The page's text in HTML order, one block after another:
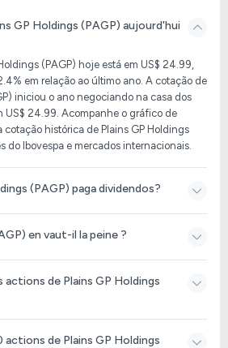
GP Holdings (PAGP) aujourd'hui
(PAGP) hoje está em US$ 24.99,
em relação ao último ano. A cotação de
iniciou o ano negociando na casa dos
US$ 24.99. Acompanhe o gráfico de
cotação histórica de Plains GP Holdings
do Ibovespa e mercados internacionais.
(PAGP) paga dividendos?
en vaut-il la peine ?
de Plains GP Holdings
de Plains GP Holdings